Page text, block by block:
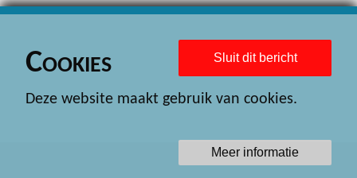
Sluit dit bericht
Cookies
Deze website maakt gebruik van cookies.
Meer informatie